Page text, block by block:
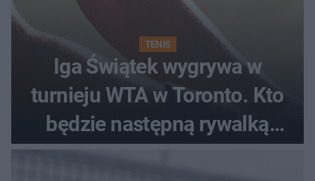
TENIS
Iga Świątek wygrywa w
turnieju WTA w Toronto. Kto
będzie następną rywalką